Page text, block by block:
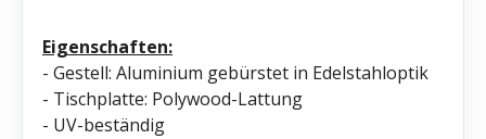
Eigenschaften:
- Gestell: Aluminium gebürstet in Edelstahloptik
- Tischplatte: Polywood-Lattung
- UV-beständig